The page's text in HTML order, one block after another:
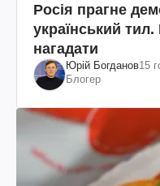
Росія прагне
український
нагадати
Юрій Богданов15
Блогер